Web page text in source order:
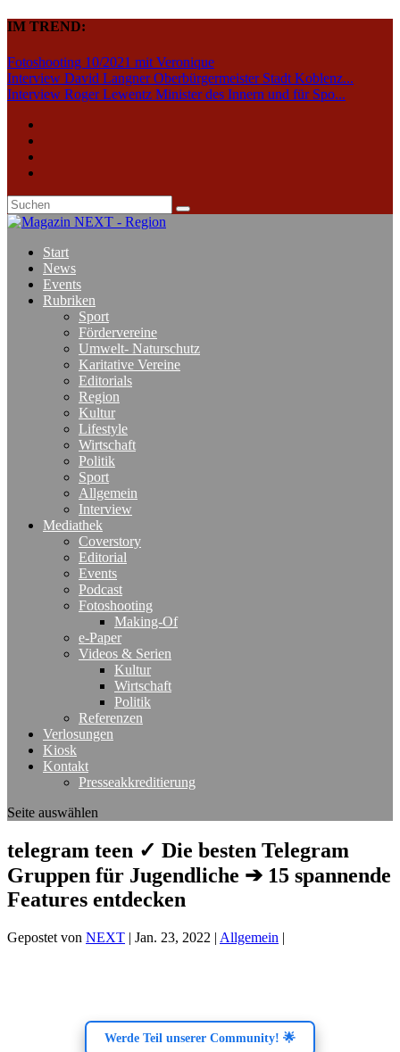
IM TREND:
Fotoshooting 10/2021 mit Veronique
Interview David Langner Oberbürgermeister Stadt Koblenz...
Interview Roger Lewentz Minister des Innern und für Spo...
Start
News
Events
Rubriken
Sport
Fördervereine
Umwelt- Naturschutz
Karitative Vereine
Editorials
Region
Kultur
Lifestyle
Wirtschaft
Politik
Sport
Allgemein
Interview
Mediathek
Coverstory
Editorial
Events
Podcast
Fotoshooting
Making-Of
e-Paper
Videos & Serien
Kultur
Wirtschaft
Politik
Referenzen
Verlosungen
Kiosk
Kontakt
Presseakkreditierung
Seite auswählen
telegram teen ✓ Die besten Telegram
Gruppen für Jugendliche ➔ 15 spannende
Features entdecken
Gepostet von NEXT | Jan. 23, 2022 | Allgemein |
Werde Teil unserer Community! 🌟